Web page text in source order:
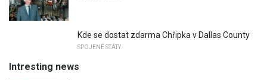
Kde se dostat zdarma Chřipka v Dallas County
SPOJENÉ STÁTY
Intresting news